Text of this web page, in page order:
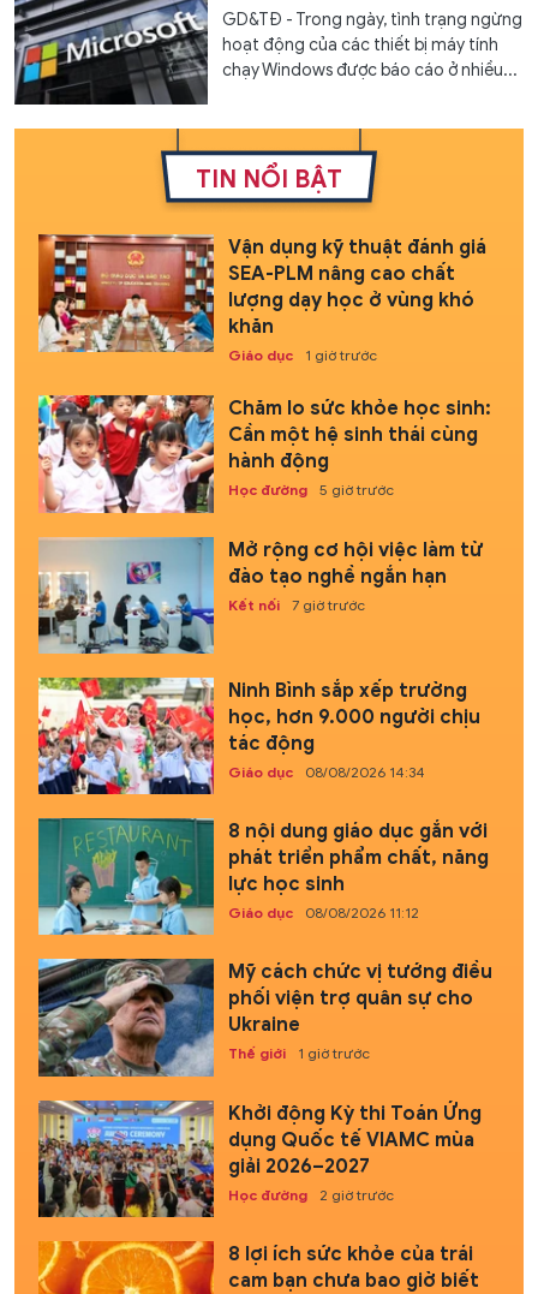
GD&TĐ - Trong ngày, tình trạng ngừng
hoạt động của các thiết bị máy tính
chạy Windows được báo cáo ở nhiều...
TIN NỔI BẬT
Vận dụng kỹ thuật đánh giá
SEA-PLM nâng cao chất
lượng dạy học ở vùng khó
khăn
Giáo dục 1 giờ trước
Chăm lo sức khỏe học sinh:
Cần một hệ sinh thái cùng
hành động
Học đường 5 giờ trước
Mở rộng cơ hội việc làm từ
đào tạo nghề ngắn hạn
Kết nối 7 giờ trước
Ninh Bình sắp xếp trường
học, hơn 9.000 người chịu
tác động
Giáo dục 08/08/2026 14:34
8 nội dung giáo dục gắn với
phát triển phẩm chất, năng
lực học sinh
Giáo dục 08/08/2026 11:12
Mỹ cách chức vị tướng điều
phối viện trợ quân sự cho
Ukraine
Thế giới 1 giờ trước
Khởi động Kỳ thi Toán Ứng
dụng Quốc tế VIAMC mùa
giải 2026–2027
Học đường 2 giờ trước
8 lợi ích sức khỏe của trái
cam bạn chưa bao giờ biết